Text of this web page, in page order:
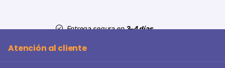
Entrega segura en3–4 días
Atención al cliente